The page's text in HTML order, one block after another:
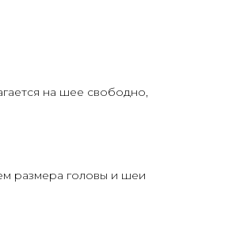
на шее свободно,
размера головы и шеи